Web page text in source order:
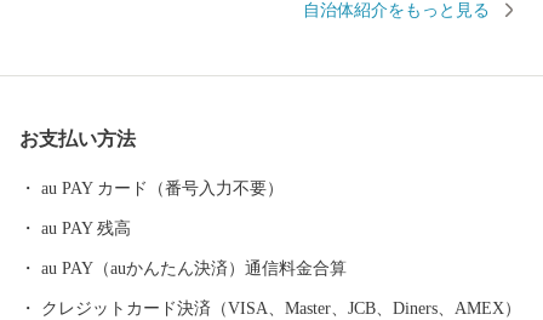
流域には平地や丘陵地が広がり、緑豊かな田園地帯を形成してい
市・長浜市・甲賀市・大津市に次いで県内で5番目に大きな市で
自治体紹介をもっと見る
お支払い方法
au PAY カード（番号入力不要）
au PAY 残高
au PAY（auかんたん決済）通信料金合算
クレジットカード決済（VISA、Master、JCB、Diners、AMEX）